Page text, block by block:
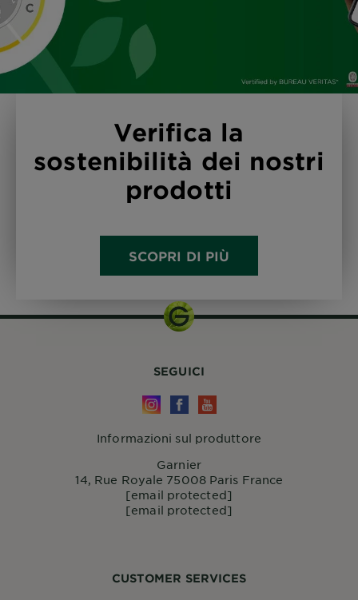
Verifica la
sostenibilità dei nostri
prodotti
SCOPRI DI PIÙ
CUSTOMER SERVICES
SEGUICI
Informazioni sul produttore
Garnier
14, Rue Royale 75008 Paris France
[email protected]
[email protected]